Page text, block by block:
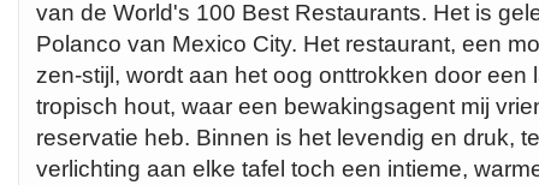
van de World's 100 Best Restaurants. Het is
Polanco van Mexico City. Het restaurant, een
zen-stijl, wordt aan het oog onttrokken door een
tropisch hout, waar een bewakingsagent mij
reservatie heb. Binnen is het levendig en druk,
verlichting aan elke tafel toch een intieme,